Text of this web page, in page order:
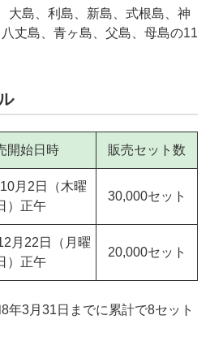
大島、利島、新島、式根島、神
丈島、青ヶ島、父島、母島の11
開始日時 販売セット数
月2日（木曜
）正午
30,000セット
月22日（月曜
）正午
20,000セット
3月31日までに累計で8セット